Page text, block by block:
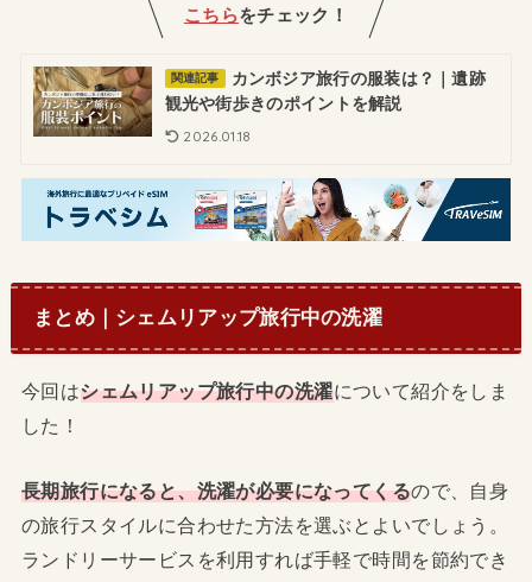
こちらをチェック！
関連記事
カンボジア旅行の服装は？｜遺跡
観光や街歩きのポイントを解説
2026.01.18
まとめ｜シェムリアップ旅行中の洗濯
今回はシェムリアップ旅行中の洗濯について紹介をしま
した！
長期旅行になると、洗濯が必要になってくるので、自身
の旅行スタイルに合わせた方法を選ぶとよいでしょう。
ランドリーサービスを利用すれば手軽で時間を節約でき